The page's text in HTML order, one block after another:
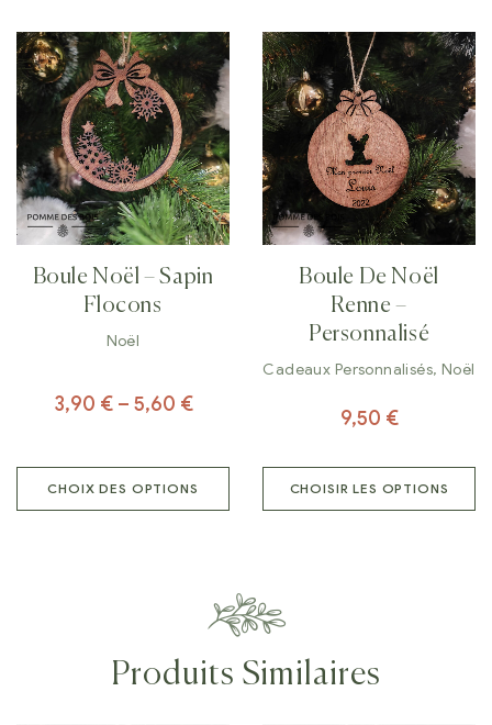
Boule Noël – Sapin
Flocons
Noël
3,90 €– 5,60 €
CHOIX DES OPTIONS
Boule De Noël
Renne –
Personnalisé
Cadeaux Personnalisés, Noël
9,50 €
CHOISIR LES OPTIONS
Produits Similaires